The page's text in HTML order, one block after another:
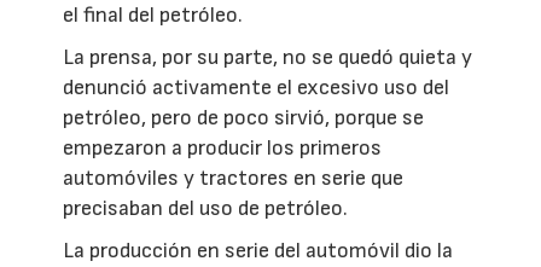
el final del petróleo.
La prensa, por su parte, no se quedó quieta y
denunció activamente el excesivo uso del
petróleo, pero de poco sirvió, porque se
empezaron a producir los primeros
automóviles y tractores en serie que
precisaban del uso de petróleo.
La producción en serie del automóvil dio la